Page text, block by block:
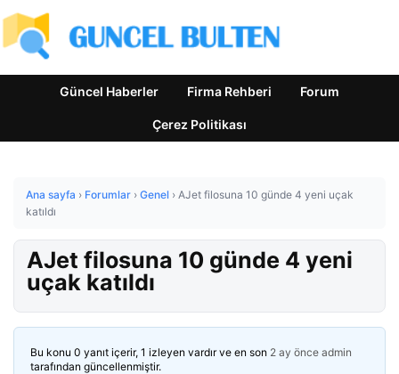
Güncel Haberler Firma Rehberi Forum
Çerez Politikası
Ana sayfa › Forumlar › Genel › AJet filosuna 10 günde 4 yeni uçak
katıldı
AJet filosuna 10 günde 4 yeni
uçak katıldı
Bu konu 0 yanıt içerir, 1 izleyen vardır ve en son 2 ay önce admin
tarafından güncellenmiştir.